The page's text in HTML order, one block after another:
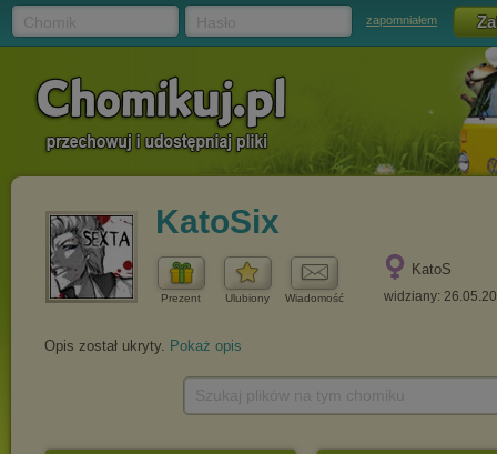
zapomniałem
KatoSix
Prezent Ulubiony Wiadomość
KatoS
widziany:
Opis został ukryty. Pokaż opis